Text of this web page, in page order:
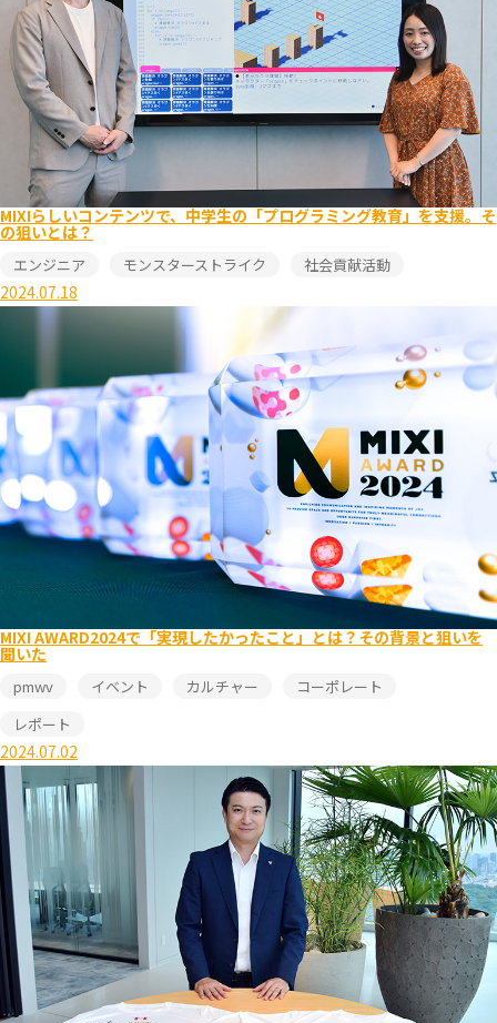
MIXIらしいコンテンツで、中学生の「プログラミング教育」を支援。そ
の狙いとは？
エンジニア モンスターストライク 社会貢献活動
2024.07.18
MIXI AWARD2024で「実現したかったこと」とは？その背景と狙いを
聞いた
pmwv イベント カルチャー
コーポレート
レポート
2024.07.02